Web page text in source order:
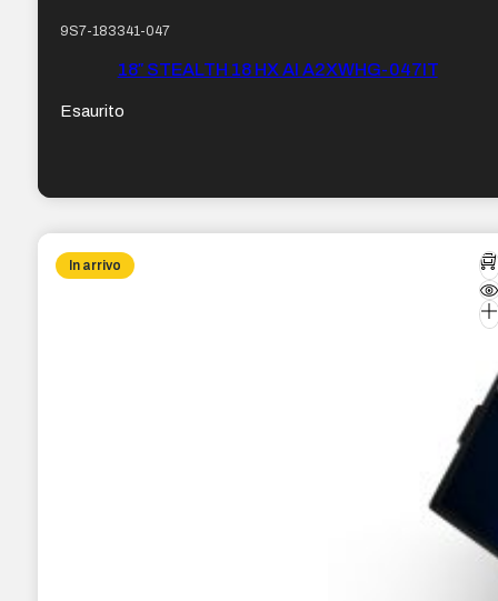
9S7-183341-047
18″ STEALTH 18 HX AI A2XWHG-047IT
Esaurito
In arrivo